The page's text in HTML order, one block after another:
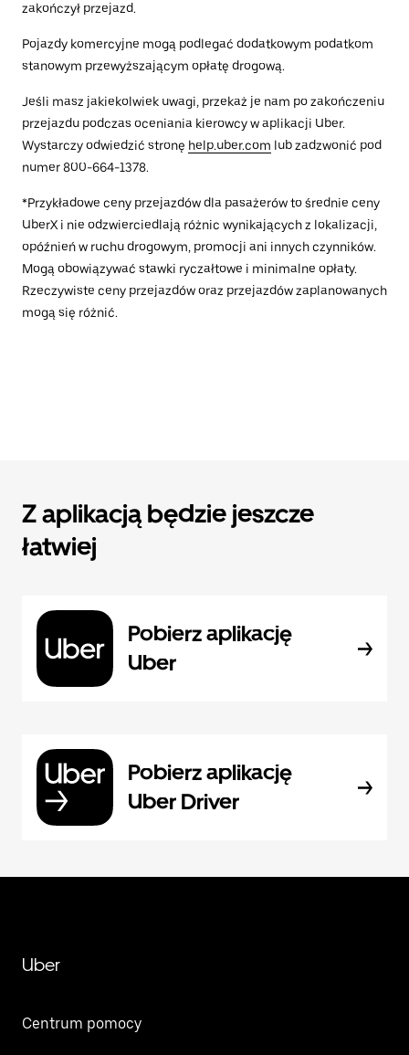
zakończył przejazd.
Pojazdy komercyjne mogą podlegać dodatkowym podatkom
stanowym przewyższającym opłatę drogową.
Jeśli masz jakiekolwiek uwagi, przekaż je nam po zakończeniu
przejazdu podczas oceniania kierowcy w aplikacji Uber.
Wystarczy odwiedzić stronę help.uber.com lub zadzwonić pod
numer 800-664-1378.
*Przykładowe ceny przejazdów dla pasażerów to średnie ceny
UberX i nie odzwierciedlają różnic wynikających z lokalizacji,
opóźnień w ruchu drogowym, promocji ani innych czynników.
Mogą obowiązywać stawki ryczałtowe i minimalne opłaty.
Rzeczywiste ceny przejazdów oraz przejazdów zaplanowanych
mogą się różnić.
Z aplikacją będzie jeszcze
łatwiej
Pobierz aplikację
Uber
Pobierz aplikację
Uber Driver
Uber
Centrum pomocy